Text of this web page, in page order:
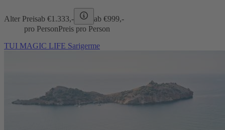
Alter Preisab €1.333,- ab €999,-
pro PersonPreis pro Person
TUI MAGIC LIFE Sarigerme